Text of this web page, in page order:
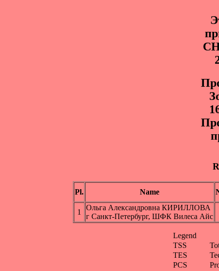
Pl. Name
1
Ольга Александровна КИРИЛЛОВА
г Санкт-Петербург, ШФК Вилеса Айс
Legend
TSS
TES
PCS